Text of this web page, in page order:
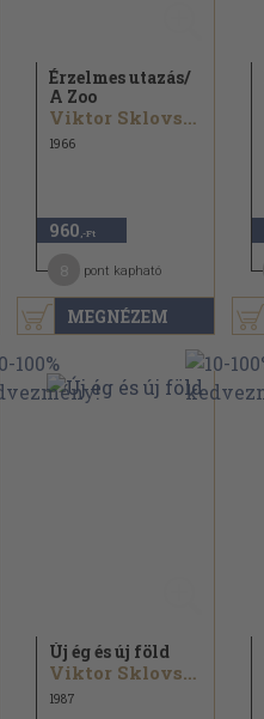
MEGNÉZEM
Érzelmes utazás/
A Zoo
Viktor Sklovszkij
1966
960 ,-Ft
pont kapható
Új ég és új föld
Viktor Sklovszkij...
1987